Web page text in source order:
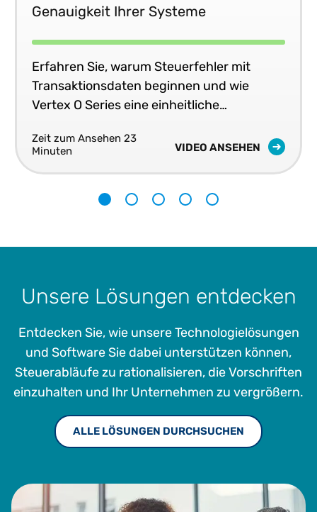
Genauigkeit Ihrer Systeme
Erfahren Sie, warum Steuerfehler mit
Transaktionsdaten beginnen und wie
Vertex O Series eine einheitliche
Geschäftssystemen liefert.
Zeit zum Ansehen 23
Minuten
VIDEO ANSEHEN
Unsere Lösungen entdecken
Entdecken Sie, wie unsere Technologielösungen
und Software Sie dabei unterstützen können,
Steuerabläufe zu rationalisieren, die Vorschriften
einzuhalten und Ihr Unternehmen zu vergrößern.
ALLE LÖSUNGEN DURCHSUCHEN